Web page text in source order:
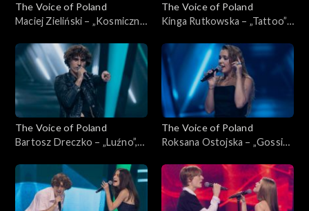
The Voice of Poland
Maciej Zieliński – „Kosmiczne
Poland”, Nokaut, 1 listopada
2025
The Voice of Poland
Kinga Rutkowska – „Tattoo”,
Nokaut, 1 listopada 2025
The Voice of Poland
Bartosz Dreczko – „Luźno”,
Nokaut, 1 listopada 2025
The Voice of Poland
Roksana Ostojska – „Gossip”,
Nokaut, 1 listopada 2025